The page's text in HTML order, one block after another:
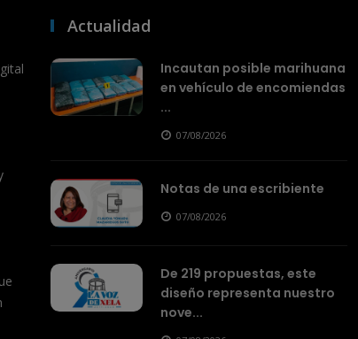
Actualidad
Incautan posible marihuana
en vehículo de encomiendas
...
07/08/2026
Notas de una escribiente
07/08/2026
De 219 propuestas, este
diseño representa nuestro
nove...